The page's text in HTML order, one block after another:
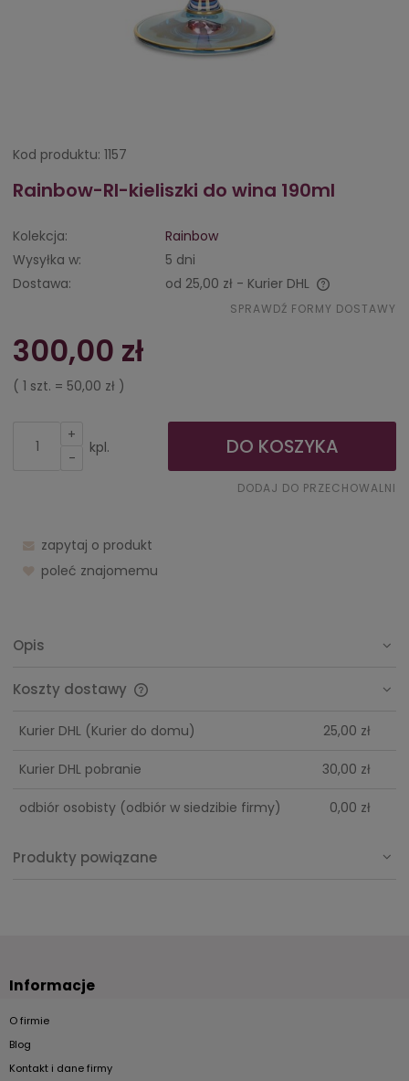
Kod produktu: 1157
Rainbow-RI-kieliszki do wina 190ml
Kolekcja:
Rainbow
Wysyłka w:
5 dni
Dostawa:
od 25,00 zł - Kurier DHL
Cena nie zawiera ewentualnych kosztów płatności
SPRAWDŹ FORMY DOSTAWY
300,00 zł
( 1 szt. = 50,00 zł )
+
-
kpl. DO KOSZYKA
DODAJ DO PRZECHOWALNI
zapytaj o produkt
poleć znajomemu
Opis
Koszty dostawy
Kurier DHL (Kurier do domu) 25,00 zł
Kurier DHL pobranie 30,00 zł
odbiór osobisty (odbiór w siedzibie firmy) 0,00 zł
Produkty powiązane
Informacje
O firmie
Blog
Kontakt i dane firmy